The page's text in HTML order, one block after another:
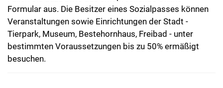
Formular aus. Die Besitzer eines Sozialpasses können
Veranstaltungen sowie Einrichtungen der Stadt -
Tierpark, Museum, Bestehornhaus, Freibad - unter
bestimmten Voraussetzungen bis zu 50% ermäßigt
besuchen.